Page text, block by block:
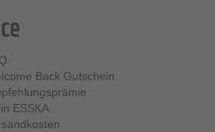
Back Gutschein
ESSKA